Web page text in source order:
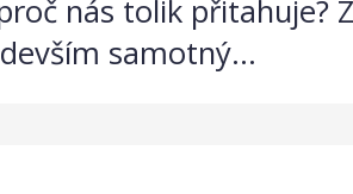
nás tolik přitahuje?
samotný...